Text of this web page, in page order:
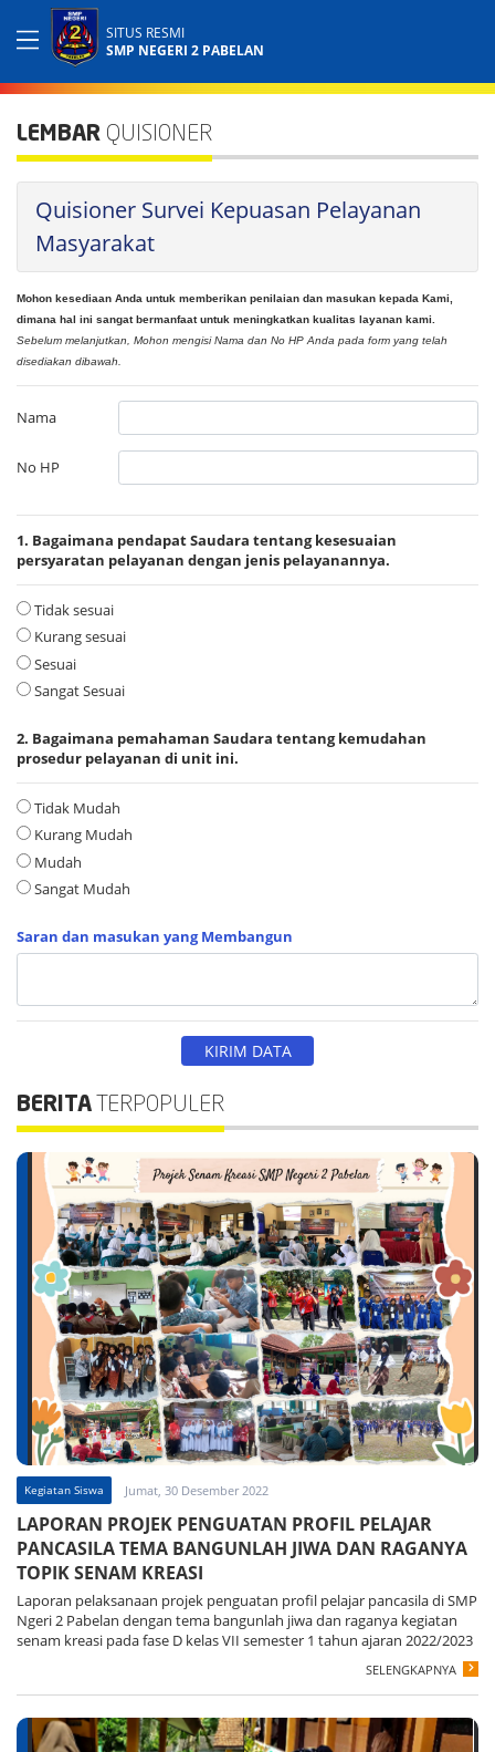
SITUS RESMI
SMP NEGERI 2 PABELAN
LEMBAR QUISIONER
Quisioner Survei Kepuasan Pelayanan
Masyarakat
Mohon kesediaan Anda untuk memberikan penilaian dan masukan kepada Kami,
dimana hal ini sangat bermanfaat untuk meningkatkan kualitas layanan kami.
Sebelum melanjutkan, Mohon mengisi Nama dan No HP Anda pada form yang telah
disediakan dibawah.
Nama
No HP
1. Bagaimana pendapat Saudara tentang kesesuaian
persyaratan pelayanan dengan jenis pelayanannya.
Tidak sesuai
Kurang sesuai
Sesuai
Sangat Sesuai
2. Bagaimana pemahaman Saudara tentang kemudahan
prosedur pelayanan di unit ini.
Tidak Mudah
Kurang Mudah
Mudah
Sangat Mudah
Saran dan masukan yang Membangun
BERITA TERPOPULER
Kegiatan Siswa Jumat, 30 Desember 2022
LAPORAN PROJEK PENGUATAN PROFIL PELAJAR
PANCASILA TEMA BANGUNLAH JIWA DAN RAGANYA
TOPIK SENAM KREASI
Laporan pelaksanaan projek penguatan profil pelajar pancasila di SMP
Ngeri 2 Pabelan dengan tema bangunlah jiwa dan raganya kegiatan
senam kreasi pada fase D kelas VII semester 1 tahun ajaran 2022/2023
SELENGKAPNYA